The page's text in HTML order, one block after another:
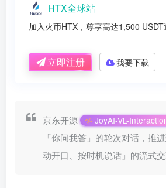
HTX全球站
加入火币HTX，尊享高达1,500
立即注册 我要下载
京东开源 JoyAI-VL-
「你问我答」的轮次对话，推
动开口、按时机说话」的流式交